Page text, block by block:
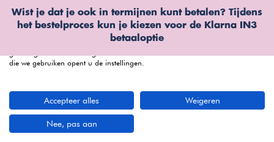
Wist je dat je ook in termijnen kunt betalen? Tijdens
het bestelproces kun je kiezen voor de Klarna IN3
betaaloptie
Bestel je SITS Nori stofstalen bij Furnea
artikelen)
Wij gebruiken cookies
We kunnen deze plaatsen voor analyse van onze bezoekersgegevens, om
onze website te verbeteren, gepersonaliseerde inhoud te tonen en om u een
die we gebruiken opent u de instellingen.
Accepteer alles Weigeren
Nee, pas aan